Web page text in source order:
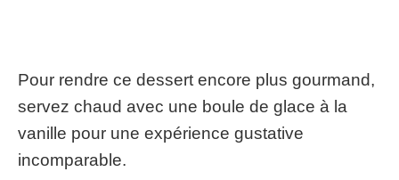
Pour rendre ce dessert encore plus gourmand,
servez chaud avec une boule de glace à la
vanille pour une expérience gustative
incomparable.